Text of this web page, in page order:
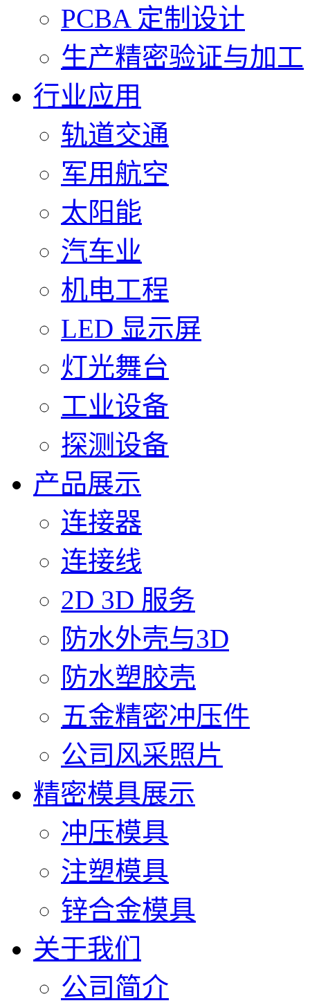
PCBA 定制设计
生产精密验证与加工
行业应用
轨道交通
军用航空
太阳能
汽车业
机电工程
LED 显示屏
灯光舞台
工业设备
探测设备
产品展示
连接器
连接线
2D 3D 服务
防水外壳与3D
防水塑胶壳
五金精密冲压件
公司风采照片
精密模具展示
冲压模具
注塑模具
锌合金模具
关于我们
公司简介